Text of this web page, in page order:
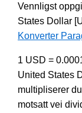
Vennligst
States Dollar
Konverter
1 USD =
United States
multipliserer
motsatt vei